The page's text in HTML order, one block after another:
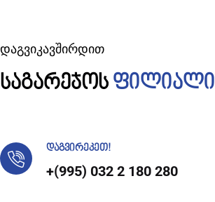
დაგვიკავშირდით
საგარეჯოს ფილიალი
დაგვირეკეთ!
+(995) 032 2 180 280